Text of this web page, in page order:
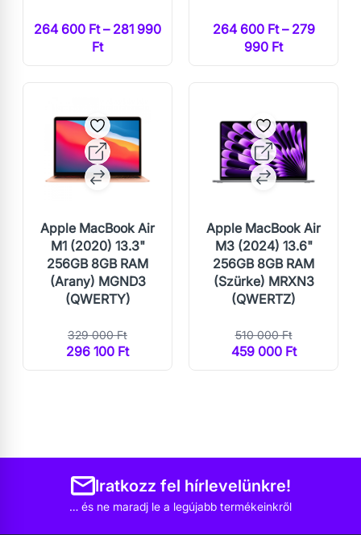
264 600 Ft – 281 990
Ft
264 600 Ft – 279
990 Ft
Apple MacBook Air
M1 (2020) 13.3"
256GB 8GB RAM
(Arany) MGND3
(QWERTY)
329 000 Ft
296 100 Ft
Apple MacBook Air
M3 (2024) 13.6"
256GB 8GB RAM
(Szürke) MRXN3
(QWERTZ)
510 000 Ft
459 000 Ft
Iratkozz fel hírlevelünkre!
… és ne maradj le a legújabb termékeinkről